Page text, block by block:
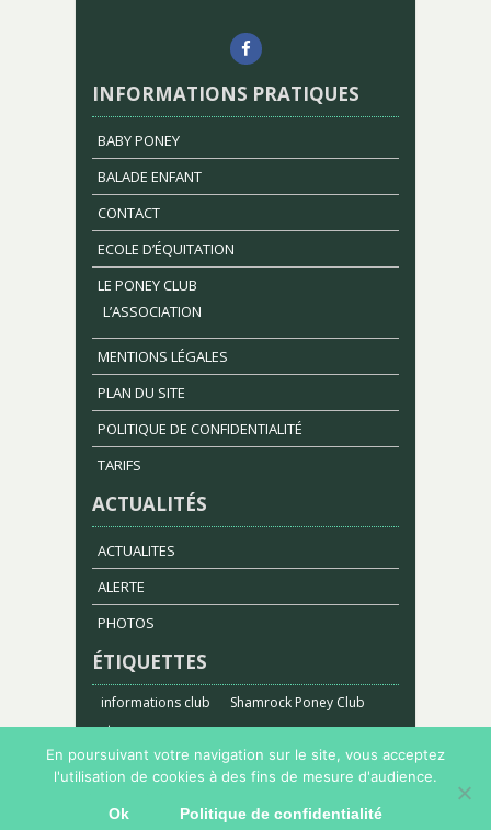
INFORMATIONS PRATIQUES
BABY PONEY
BALADE ENFANT
CONTACT
ECOLE D’ÉQUITATION
LE PONEY CLUB
L’ASSOCIATION
MENTIONS LÉGALES
PLAN DU SITE
POLITIQUE DE CONFIDENTIALITÉ
TARIFS
ACTUALITÉS
ACTUALITES
ALERTE
PHOTOS
ÉTIQUETTES
informations club
Shamrock Poney Club
stages
En poursuivant votre navigation sur le site, vous acceptez
l'utilisation de cookies à des fins de mesure d'audience.
Ok Politique de confidentialité